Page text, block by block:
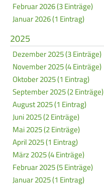
Februar 2026 (3 Einträge)
Januar 2026 (1 Eintrag)
2025
Dezember 2025 (3 Einträge)
November 2025 (4 Einträge)
Oktober 2025 (1 Eintrag)
September 2025 (2 Einträge)
August 2025 (1 Eintrag)
Juni 2025 (2 Einträge)
Mai 2025 (2 Einträge)
April 2025 (1 Eintrag)
März 2025 (4 Einträge)
Februar 2025 (5 Einträge)
Januar 2025 (1 Eintrag)
Meisterschaften
Senioren-Auflage
Kader
RWK
DAMEN
Damen im Schützensport
Bezirkspokal
Frauen Ü40